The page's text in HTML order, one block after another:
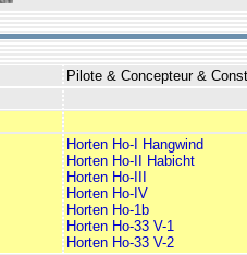
Pilote & Concepteur &
Horten Ho-I Hangwind
Horten Ho-II Habicht
Horten Ho-III
Horten Ho-IV
Horten Ho-1b
Horten Ho-33 V-1
Horten Ho-33 V-2